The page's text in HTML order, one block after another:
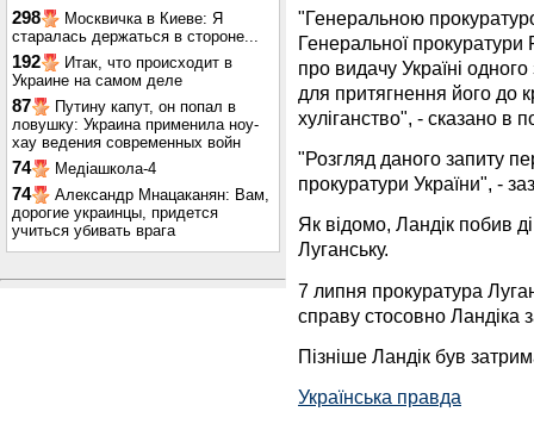
298
Москвичка в Киеве: Я
старалась держаться в стороне...
192
Итак, что происходит в
Украине на самом деле
87
Путину капут, он попал в
ловушку: Украина применила ноу-
хау ведения современных войн
74 Медіашкола-4
74
Александр Мнацаканян: Вам,
дорогие украинцы, придется
учиться убивать врага
"Генеральною
Генеральної прокуратури
про видачу Україні одного
для притягнення його до
хуліганство", - сказано в
"Розгляд даного запиту
прокуратури України", -
Як відомо, Ландік побив
Луганську.
7 липня прокуратура
справу стосовно Ландіка
Пізніше Ландік був
Українська правда